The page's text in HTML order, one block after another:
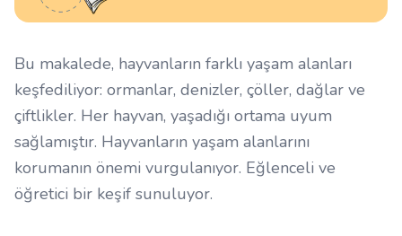
Bu makalede, hayvanların farklı yaşam alanları
keşfediliyor: ormanlar, denizler, çöller, dağlar ve
çiftlikler. Her hayvan, yaşadığı ortama uyum
sağlamıştır. Hayvanların yaşam alanlarını
korumanın önemi vurgulanıyor. Eğlenceli ve
öğretici bir keşif sunuluyor.